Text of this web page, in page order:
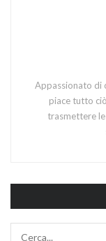
Appassionato di
piace tutto
trasmettere